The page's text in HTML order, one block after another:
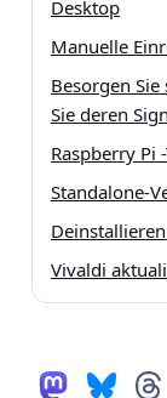
Desktop
Manuelle
Besorgen
Sie deren
Raspberry Pi
Standalone-
Vivaldi